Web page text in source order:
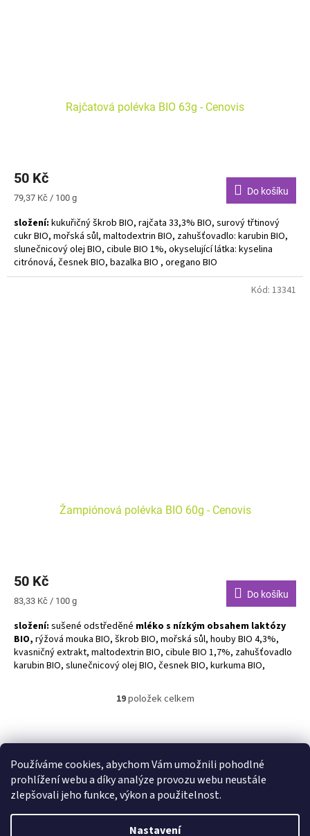
Používáme cookies, abychom Vám umožnili pohodlné
prohlížení webu a díky analýze provozu webu neustále
zlepšovali jeho funkce, výkon a použitelnost.
Nastavení
Rajčatová polévka BIO 63g - Cenovis
50 Kč
Měrná
79,37 Kč / 100 g
Do košíku
složení: kukuřičný škrob BIO, rajčata 33,3% BIO, surový třtinový
cukr BIO, mořská sůl, maltodextrin BIO, zahušťovadlo: karubin BIO,
slunečnicový olej BIO, cibule BIO 1%, okyselující látka: kyselina
citrónová, česnek BIO, bazalka BIO , oregano BIO
Alergeny zvýrazněny tučně. Bez lepku. Bez laktózy. Bez palmového
Žampiónová polévka BIO 60g - Cenovis
50 Kč
Měrná
83,33 Kč / 100 g
Do košíku
složení: sušené odstředěné mléko s nízkým obsahem laktózy
BIO, rýžová mouka BIO, škrob BIO, mořská sůl, houby BIO 4,3%,
kvasničný extrakt, maltodextrin BIO, cibule BIO 1,7%, zahušťovadlo
karubin BIO, slunečnicový olej BIO, česnek BIO, kurkuma BIO,
Alergeny zvýrazněny tučně. Bez lepku. Bez palmového oleje. Vegan.
Kód: 13341
O
á
d
a
c
í
p
19položek celkem
á